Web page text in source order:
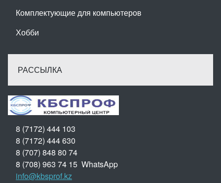
Комплектующие для компьютеров
Хобби
РАССЫЛКА
8 (7172) 444 103
8 (7172) 444 630
8 (707) 848 80 74
8 (708) 963 74 15 WhatsApp
info@kbsprof.kz